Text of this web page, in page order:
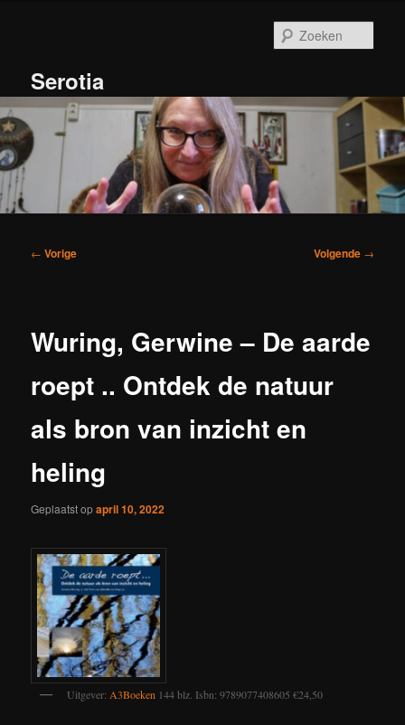
inhoudSerotia
Bericht
← Vorige Volgende →
Wuring, Gerwine – De aarde
roept .. Ontdek de natuur
als bron van inzicht en
heling
Geplaatst opapril 10, 2022
Uitgever: A3Boeken 144 blz. Isbn: 9789077408605 €24,50